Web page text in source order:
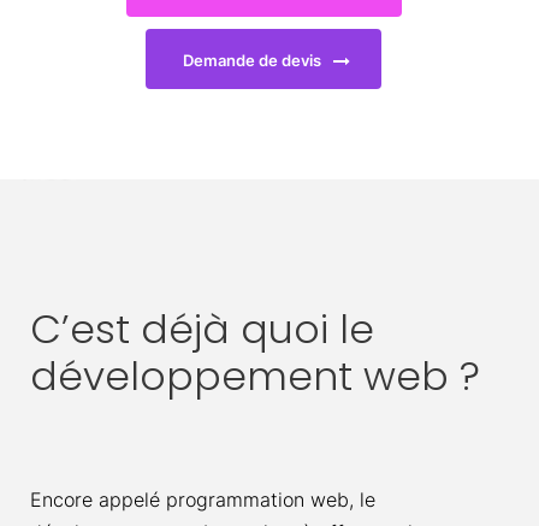
Demande de devis
C’est déjà quoi le
développement web ?
Encore appelé programmation web, le